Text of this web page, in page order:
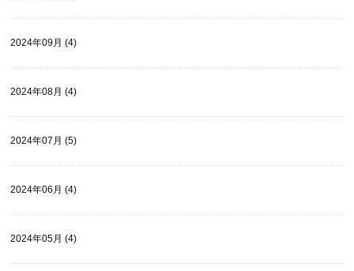
2024年09月 (4)
2024年08月 (4)
2024年07月 (5)
2024年06月 (4)
2024年05月 (4)